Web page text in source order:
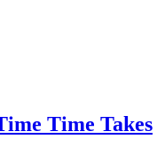
Time Takes